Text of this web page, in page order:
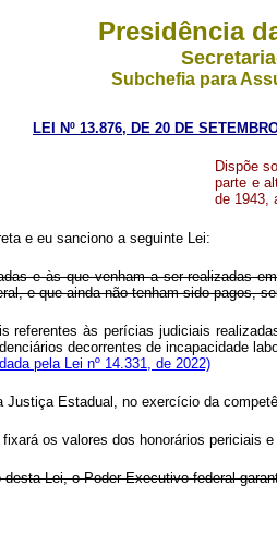
Presidência
Subchefia para
LEI Nº 13.876, DE 20 DE
Dispõe
parte e
de 1943,
e eu sanciono a seguinte Lei:
e às que venham a ser realizadas
e que ainda não tenham sido pagos,
referentes às perícias judiciais
decorrentes de incapacidade
pela Lei nº 14.331, de 2022)
Estadual, no exercício da
os valores dos honorários
Lei, o Poder Executivo federal